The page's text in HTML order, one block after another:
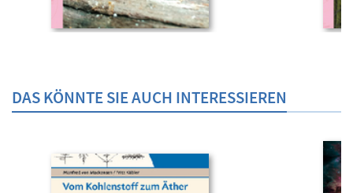
DAS KÖNNTE SIE AUCH INTERESSIEREN